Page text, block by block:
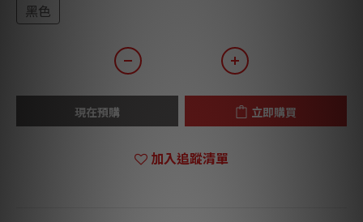
黑色
現在預購 立即購買
加入追蹤清單